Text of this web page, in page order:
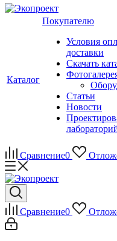
Каталог
Покупателю
Условия
доставки
Скачать
Статьи
Новости
Сравнение0
Сравнение0